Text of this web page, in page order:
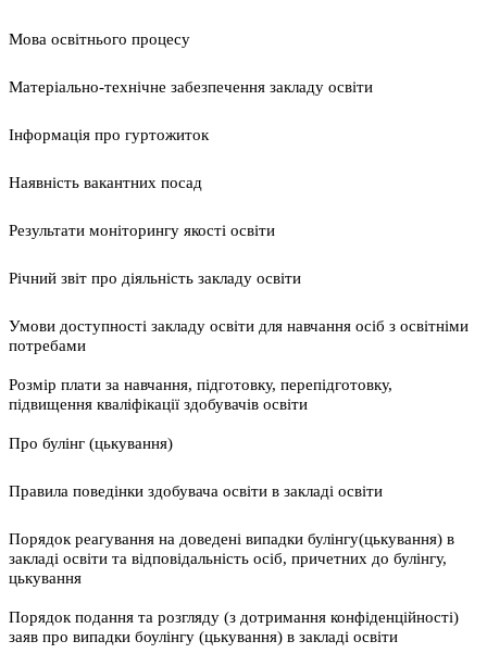
Мова освітнього процесу
Матеріально-технічне забезпечення закладу освіти
Інформація про гуртожиток
Наявність вакантних посад
Результати моніторингу якості освіти
Річний звіт про діяльність закладу освіти
Умови доступності закладу освіти для навчання осіб з освітніми
потребами
Розмір плати за навчання, підготовку, перепідготовку,
підвищення кваліфікації здобувачів освіти
Про булінг (цькування)
Правила поведінки здобувача освіти в закладі освіти
Порядок реагування на доведені випадки булінгу(цькування) в
закладі освіти та відповідальність осіб, причетних до булінгу,
цькування
Порядок подання та розгляду (з дотримання конфіденційності)
заяв про випадки боулінгу (цькування) в закладі освіти